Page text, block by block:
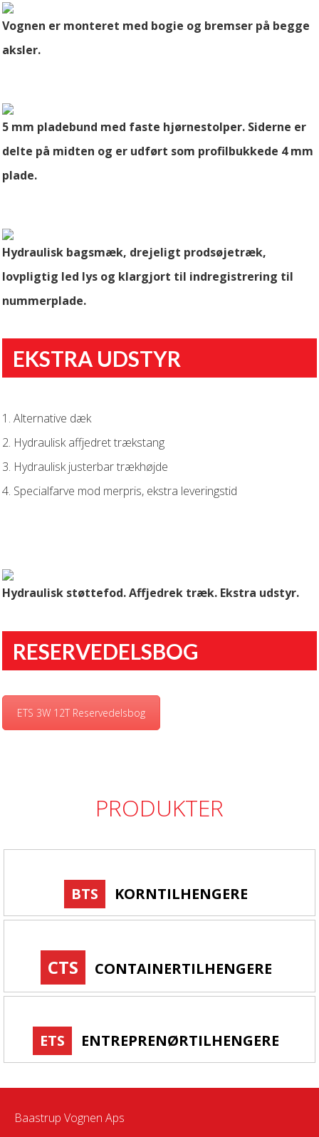
Vognen er monteret med bogie og bremser på begge
aksler.
5 mm pladebund med faste hjørnestolper. Siderne er
delte på midten og er udført som profilbukkede 4 mm
plade.
Hydraulisk bagsmæk, drejeligt prodsøjetræk,
lovpligtig led lys og klargjort til indregistrering til
nummerplade.
EKSTRA UDSTYR
1. Alternative dæk
2. Hydraulisk affjedret trækstang
3. Hydraulisk justerbar trækhøjde
4. Specialfarve mod merpris, ekstra leveringstid
Hydraulisk støttefod. Affjedrek træk. Ekstra udstyr.
RESERVEDELSBOG
ETS 3W 12T Reservedelsbog
PRODUKTER
BTS KORNTILHENGERE
CTS CONTAINERTILHENGERE
ETS ENTREPRENØRTILHENGERE
Baastrup Vognen Aps